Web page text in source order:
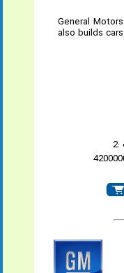
General
also builds